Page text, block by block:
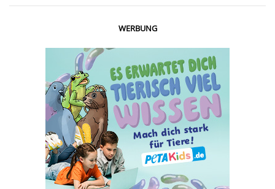
WERBUNG